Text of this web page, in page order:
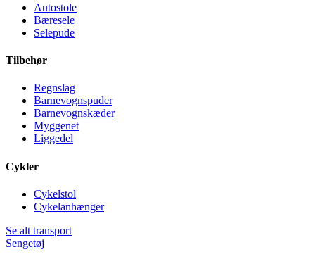
Autostole
Bæresele
Selepude
Tilbehør
Regnslag
Barnevognspuder
Barnevognskæder
Myggenet
Liggedel
Cykler
Cykelstol
Cykelanhænger
Se alt transport
Sengetøj